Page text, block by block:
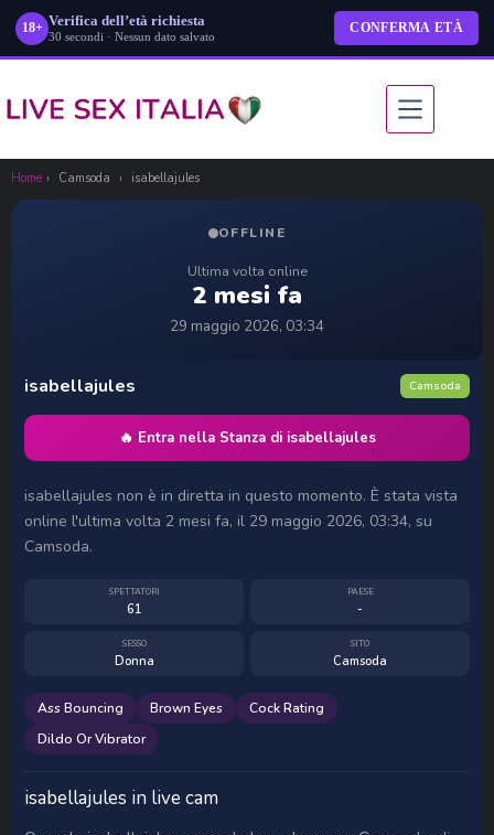
18+ Verifica dell’età richiesta
30 secondi · Nessun dato salvato
CONFERMA ETÀ
contenuto
Home › Camsoda › isabellajules
OFFLINE
Ultima volta online
2 mesi fa
29 maggio 2026, 03:34
isabellajules Camsoda
🔥 Entra nella Stanza di isabellajules
isabellajules non è in diretta in questo momento. È stata vista
online l'ultima volta 2 mesi fa, il 29 maggio 2026, 03:34, su
Camsoda.
SPETTATORI
61
PAESE
-
SESSO
Donna
SITO
Camsoda
Ass Bouncing Brown Eyes
Cock Rating
Dildo Or Vibrator
isabellajules in live cam